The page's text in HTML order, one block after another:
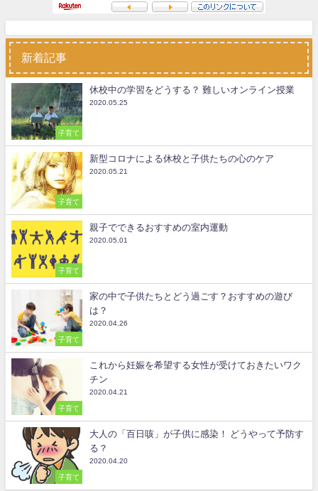
新着記事
子育て
休校中の学習をどうする？ 難しいオンライン授業
2020.05.25
子育て
新型コロナによる休校と子供たちの心のケア
2020.05.21
子育て
親子でできるおすすめの室内運動
2020.05.01
子育て
家の中で子供たちとどう過ごす？おすすめの遊び
は？
2020.04.26
子育て
これから妊娠を希望する女性が受けておきたいワク
チン
2020.04.21
子育て
大人の「百日咳」が子供に感染！ どうやって予防す
る？
2020.04.20